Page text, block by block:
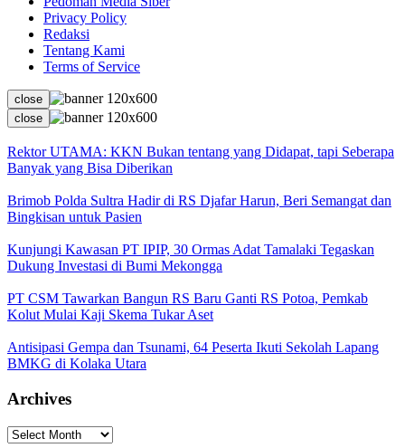
Privacy Policy
Redaksi
Tentang Kami
Terms of Service
close
close
Rektor UTAMA: KKN Bukan tentang yang Didapat, tapi Seberapa
Banyak yang Bisa Diberikan
Brimob Polda Sultra Hadir di RS Djafar Harun, Beri Semangat dan
Bingkisan untuk Pasien
Kunjungi Kawasan PT IPIP, 30 Ormas Adat Tamalaki Tegaskan
Dukung Investasi di Bumi Mekongga
PT CSM Tawarkan Bangun RS Baru Ganti RS Potoa, Pemkab
Kolut Mulai Kaji Skema Tukar Aset
Antisipasi Gempa dan Tsunami, 64 Peserta Ikuti Sekolah Lapang
BMKG di Kolaka Utara
Archives
Archives